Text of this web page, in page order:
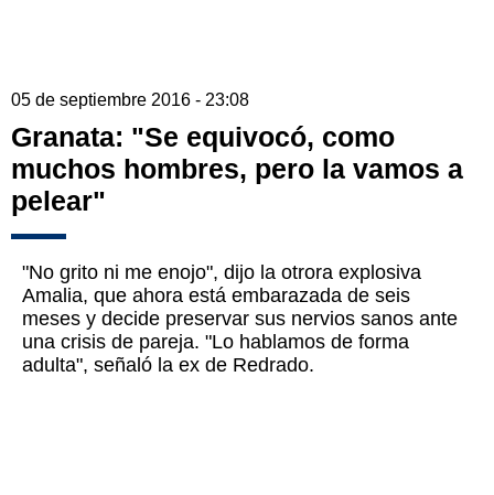
05 de septiembre 2016 - 23:08
Granata: "Se equivocó, como
muchos hombres, pero la vamos a
pelear"
"No grito ni me enojo", dijo la otrora explosiva
Amalia, que ahora está embarazada de seis
meses y decide preservar sus nervios sanos ante
una crisis de pareja. "Lo hablamos de forma
adulta", señaló la ex de Redrado.